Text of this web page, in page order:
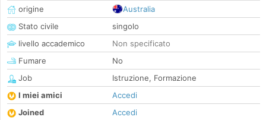
origine
Australia
Stato civile
singolo
livello accademico
Non specificato
Fumare
No
Job
Istruzione, Formazione
I miei amici
Accedi
Joined
Accedi